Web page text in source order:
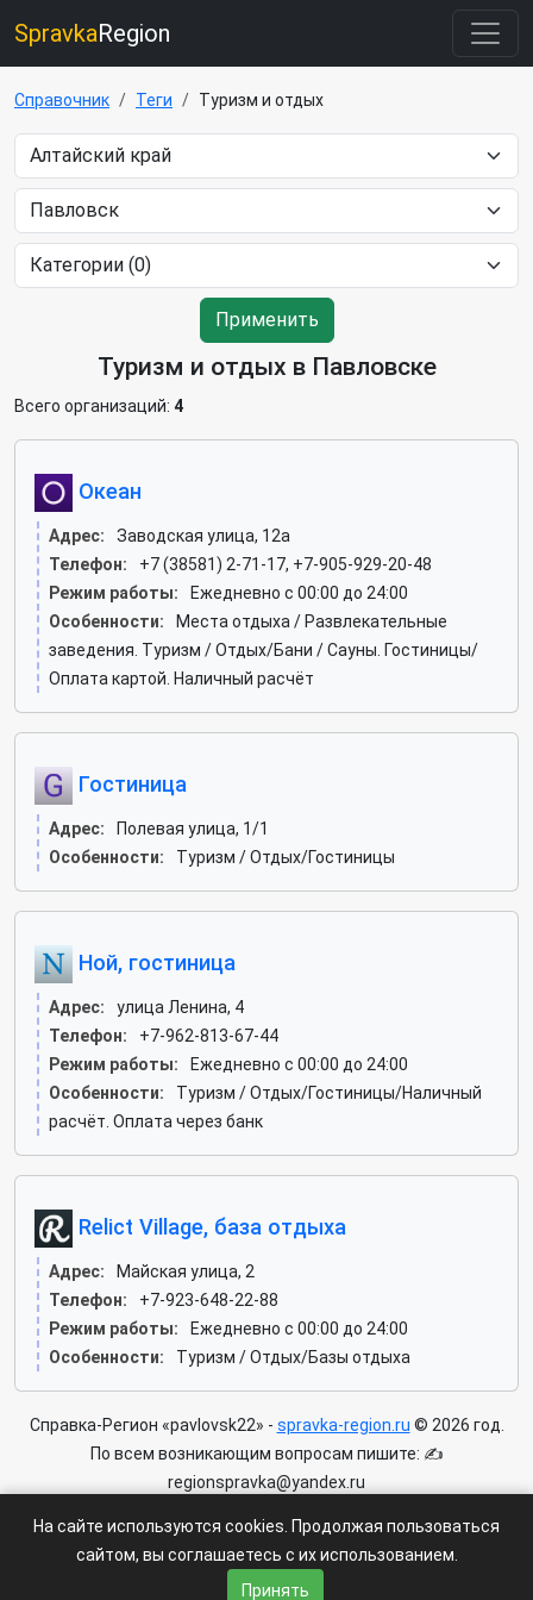
SpravkaRegion
Справочник Теги Туризм и отдых
Применить
Туризм и отдых в Павловске
Всего организаций: 4
Океан
Адрес:
Заводская улица, 12а
Телефон:
+7 (38581) 2-71-17, +7-905-929-20-48
Режим работы:
Ежедневно с 00:00 до 24:00
Особенности:
Места отдыха / Развлекательные
заведения. Туризм / Отдых/Бани / Сауны. Гостиницы/
Оплата картой. Наличный расчёт
Гостиница
Адрес:
Полевая улица, 1/1
Особенности:
Туризм / Отдых/Гостиницы
Ной, гостиница
Адрес:
улица Ленина, 4
Телефон:
+7-962-813-67-44
Режим работы:
Ежедневно с 00:00 до 24:00
Особенности:
Туризм / Отдых/Гостиницы/Наличный
расчёт. Оплата через банк
Relict Village, база отдыха
Адрес:
Майская улица, 2
Телефон:
+7-923-648-22-88
Режим работы:
Ежедневно с 00:00 до 24:00
Особенности:
Туризм / Отдых/Базы отдыха
Справка-Регион «pavlovsk22» - spravka-region.ru © 2026 год.
По всем возникающим вопросам пишите: ✍
regionspravka@yandex.ru
ограничения 6+.
Пользовательское соглашение|Политика конфиденциальности
На сайте используются cookies. Продолжая пользоваться
сайтом, вы соглашаетесь с их использованием.
Принять